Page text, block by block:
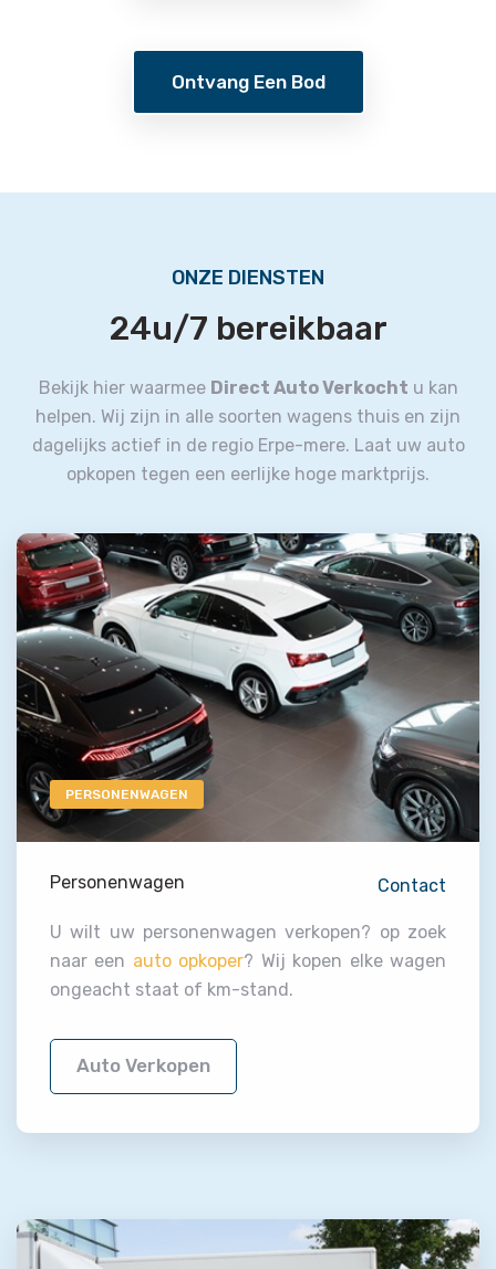
Ontvang Een Bod
ONZE DIENSTEN
24u/7 bereikbaar
Bekijk hier waarmee Direct Auto Verkocht u kan
helpen. Wij zijn in alle soorten wagens thuis en zijn
dagelijks actief in de regio Erpe-mere. Laat uw auto
opkopen tegen een eerlijke hoge marktprijs.
PERSONENWAGEN
Personenwagen Contact
U wilt uw personenwagen verkopen? op zoek
naar een auto opkoper? Wij kopen elke wagen
ongeacht staat of km-stand.
Auto Verkopen